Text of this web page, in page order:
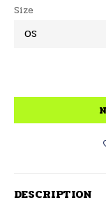
Size
DESCRIPTION